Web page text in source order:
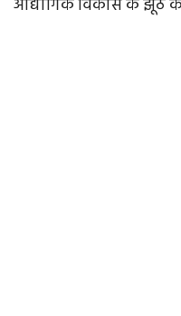
औद्योगिक विकास के झूठ